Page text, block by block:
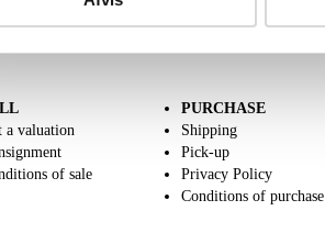
a valuation
of sale
PURCHASE
Shipping
Pick-up
Privacy Policy
Conditions of purchase